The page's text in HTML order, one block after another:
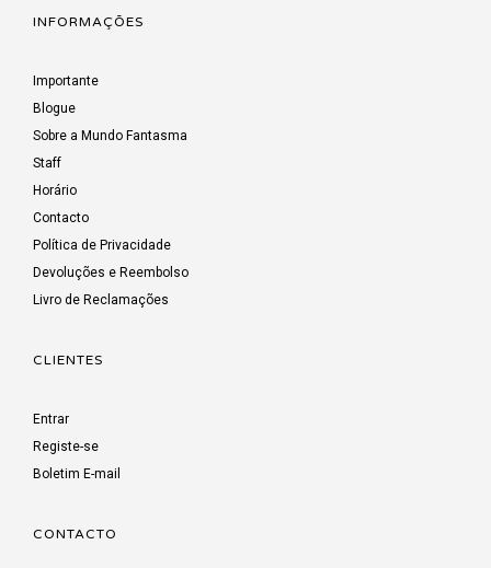
INFORMAÇÕES
Importante
Blogue
Sobre a Mundo Fantasma
Staff
Horário
Contacto
Política de Privacidade
Devoluções e Reembolso
Livro de Reclamações
CLIENTES
Entrar
Registe-se
Boletim E-mail
CONTACTO